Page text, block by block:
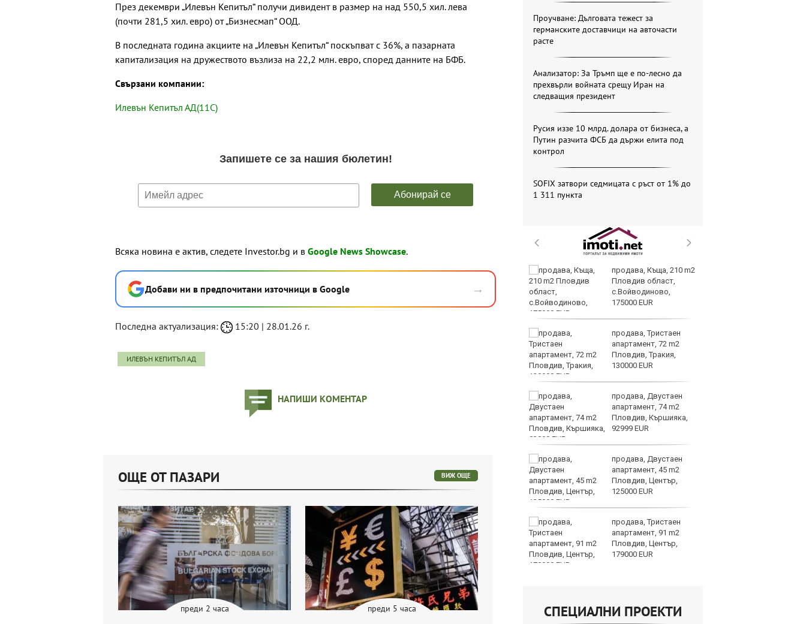
През декември „Илевън Кепитъл“ получи дивидент в размер на над 550,5 хил. лева
(почти 281,5 хил. евро) от „Бизнесмап“ ООД.
В последната година акциите на „Илевън Кепитъл“ поскъпват с 36%, а пазарната
капитализация на дружеството възлиза на 22,2 млн. евро, според данните на БФБ.
Свързани компании:
Илевън Кепитъл АД(11C)
Всяка новина е актив, следете Investor.bg и в Google News Showcase.
Добави ни в предпочитани източници в Google →
Последна актуализация: 15:20 | 28.01.26 г.
ИЛЕВЪН КЕПИТЪЛ АД
НАПИШИ КОМЕНТАР
Проучване: Дълговата тежест за
германските доставчици на авточасти
расте
Анализатор: За Тръмп ще е по-лесно да
прехвърли войната срещу Иран на
следващия президент
Русия иззе 10 млрд. долара от бизнеса, а
Путин разчита ФСБ да държи елита под
контрол
SOFIX затвори седмицата с ръст от 1% до
1 311 пункта
Двоен ръст на
чревните инфекции за
Атлетик (Провадия) за
Аматьорската купа
Национална мрежа за
децата:
Саморазправата не е
правосъдие след
случая с „ловци на педофили“
продава, Къща, 210 m2
Пловдив област,
с.Войводиново,
175000 EUR
продава, Тристаен
апартамент, 72 m2
Пловдив, Тракия,
130000 EUR
продава, Двустаен
апартамент, 74 m2
Пловдив, Кършияка,
92999 EUR
продава, Двустаен
апартамент, 45 m2
Пловдив, Център,
125000 EUR
продава, Тристаен
апартамент, 91 m2
Пловдив, Център,
179000 EUR
СПЕЦИАЛНИ ПРОЕКТИ
ОЩЕ ОТ ПАЗАРИ ВИЖ ОЩЕ
преди 2 часа преди 5 часа